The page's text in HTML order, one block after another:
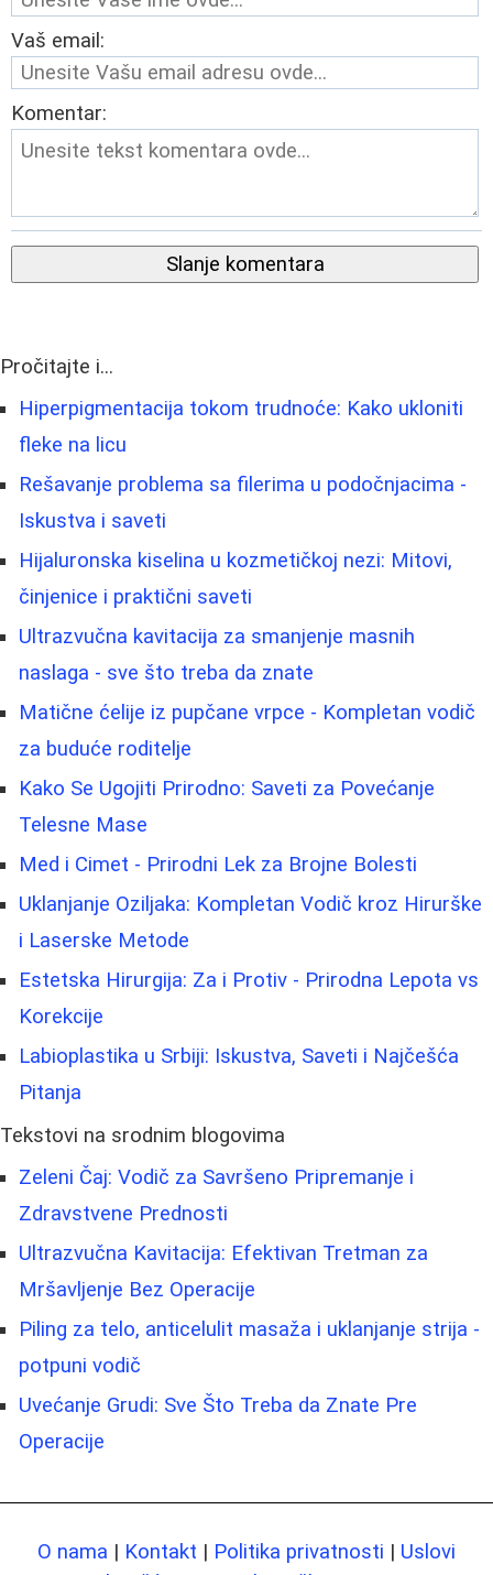
Vaš email:
Komentar:
Slanje komentara
Pročitajte i...
Hiperpigmentacija tokom trudnoće: Kako ukloniti
fleke na licu
Rešavanje problema sa filerima u podočnjacima -
Iskustva i saveti
Hijaluronska kiselina u kozmetičkoj nezi: Mitovi,
činjenice i praktični saveti
Ultrazvučna kavitacija za smanjenje masnih
naslaga - sve što treba da znate
Matične ćelije iz pupčane vrpce - Kompletan vodič
za buduće roditelje
Kako Se Ugojiti Prirodno: Saveti za Povećanje
Telesne Mase
Med i Cimet - Prirodni Lek za Brojne Bolesti
Uklanjanje Oziljaka: Kompletan Vodič kroz Hirurške
i Laserske Metode
Estetska Hirurgija: Za i Protiv - Prirodna Lepota vs
Korekcije
Labioplastika u Srbiji: Iskustva, Saveti i Najčešća
Pitanja
Tekstovi na srodnim blogovima
Zeleni Čaj: Vodič za Savršeno Pripremanje i
Zdravstvene Prednosti
Ultrazvučna Kavitacija: Efektivan Tretman za
Mršavljenje Bez Operacije
Piling za telo, anticelulit masaža i uklanjanje strija -
potpuni vodič
Uvećanje Grudi: Sve Što Treba da Znate Pre
Operacije
O nama | Kontakt | Politika privatnosti | Uslovi